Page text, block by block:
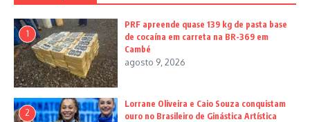
1
PRF apreende quase 139 kg de pasta base
de cocaína em carreta na BR-369 em
Cambé
agosto 9, 2026
2
Lorrane Oliveira e Caio Souza conquistam
ouro no Brasileiro de Ginástica Artística